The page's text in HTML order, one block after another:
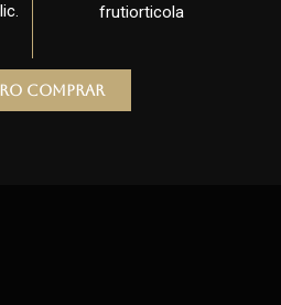
frutiorticola
comprar